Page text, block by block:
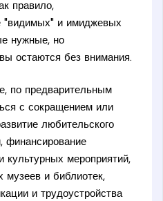
правило,
"видимых" и имиджевых
нужные, но
остаются без внимания.
по предварительным
с сокращением или
любительского
финансирование
культурных мероприятий,
музеев и библиотек,
и трудоустройства